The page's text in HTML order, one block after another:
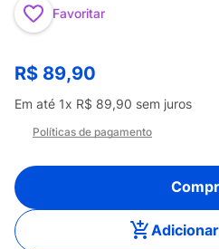
Favoritar
R$ 89,90
Em até 1x R$ 89,90 sem juros
Políticas de pagamento